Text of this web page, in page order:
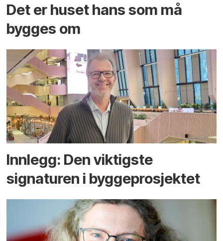
Det er huset hans som må
bygges om
Innlegg: Den viktigste
signaturen i bygge­­prosjektet